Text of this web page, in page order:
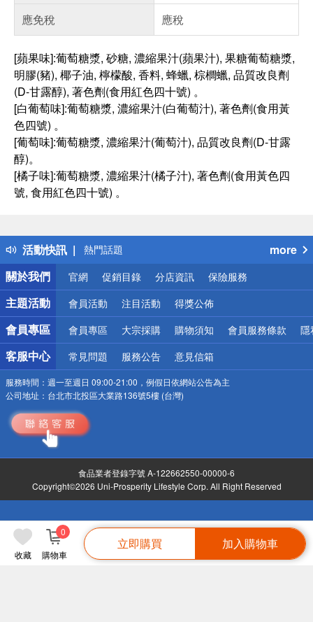
收藏 購物車
0
立即購買 加入購物車
應免稅
應稅
[蘋果味]:葡萄糖漿, 砂糖, 濃縮果汁(蘋果汁), 果糖葡萄糖漿,
明膠(豬), 椰子油, 檸檬酸, 香料, 蜂蠟, 棕櫚蠟, 品質改良劑
(D-甘露醇), 著色劑(食用紅色四十號) 。
[白葡萄味]:葡萄糖漿, 濃縮果汁(白葡萄汁), 著色劑(食用黃
色四號) 。
[葡萄味]:葡萄糖漿, 濃縮果汁(葡萄汁), 品質改良劑(D-甘露
醇)。
[橘子味]:葡萄糖漿, 濃縮果汁(橘子汁), 著色劑(食用黃色四
號, 食用紅色四十號) 。
活動快訊
得獎公告
熱門話題
銀行優惠
偏遠地區配送
詐騙網頁！請小心！
more
關於我們
官網 促銷目錄 分店資訊 保險服務
主題活動 會員活動 注目活動 得獎公佈
會員專區 會員專區 大宗採購 購物須知 會員服務條款 隱
客服中心 常見問題 服務公告 意見信箱
服務時間： 週一至週日 09:00-21:00，例假日依網站公告為主
公司地址： 台北市北投區大業路136號5樓 (台灣)
食品業者登錄字號 A-122662550-00000-6
Copyright©2026 Uni-Prosperity Lifestyle Corp. All Right Reserved